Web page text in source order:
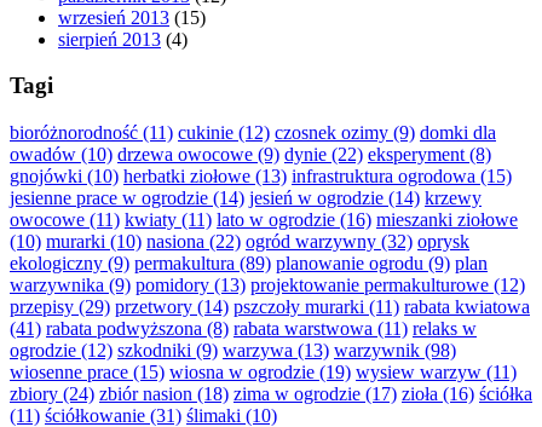
wrzesień 2013 (15)
sierpień 2013 (4)
Tagi
bioróżnorodność (11) cukinie (12) czosnek ozimy (9) domki dla
owadów (10) drzewa owocowe (9) dynie (22) eksperyment (8)
gnojówki (10) herbatki ziołowe (13) infrastruktura ogrodowa (15)
jesienne prace w ogrodzie (14) jesień w ogrodzie (14) krzewy
owocowe (11) kwiaty (11) lato w ogrodzie (16) mieszanki ziołowe
(10) murarki (10) nasiona (22) ogród warzywny (32) oprysk
ekologiczny (9) permakultura (89) planowanie ogrodu (9) plan
warzywnika (9) pomidory (13) projektowanie permakulturowe (12)
przepisy (29) przetwory (14) pszczoły murarki (11) rabata kwiatowa
(41) rabata podwyższona (8) rabata warstwowa (11) relaks w
ogrodzie (12) szkodniki (9) warzywa (13) warzywnik (98)
wiosenne prace (15) wiosna w ogrodzie (19) wysiew warzyw (11)
zbiory (24) zbiór nasion (18) zima w ogrodzie (17) zioła (16) ściółka
(11) ściółkowanie (31) ślimaki (10)